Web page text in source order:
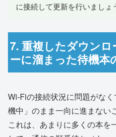
に接続して更新を行いましょ
7. 重複したダウンロ
ーに溜まった待機本
Wi-Fiの接続状況に問題がな
機中」のまま一向に進まない
これは、あまりに多くの本を